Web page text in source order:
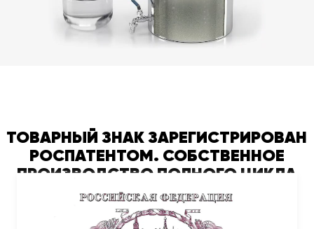
ТОВАРНЫЙ ЗНАК ЗАРЕГИСТРИРОВАН
РОСПАТЕНТОМ. СОБСТВЕННОЕ
ПРОИЗВОДСТВО ПОЛНОГО ЦИКЛА